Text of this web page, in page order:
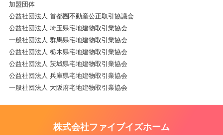
加盟団体
公益社団法人 首都圏不動産公正取引協議会
公益社団法人 埼玉県宅地建物取引業協会
一般社団法人 群馬県宅地建物取引業協会
公益社団法人 栃木県宅地建物取引業協会
公益社団法人 茨城県宅地建物取引業協会
公益社団法人 兵庫県宅地建物取引業協会
一般社団法人 大阪府宅地建物取引業協会
株式会社ファイブイズホーム